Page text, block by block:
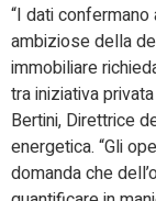
“I dati
ambiziose della
immobiliare
tra iniziativa
Bertini, Direttrice
energetica. “Gli
domanda che